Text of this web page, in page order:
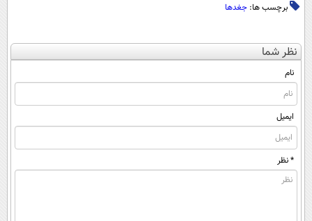
برچسب ها: جغد‌ها
نظر شما
نام
ایمیل
* نظر